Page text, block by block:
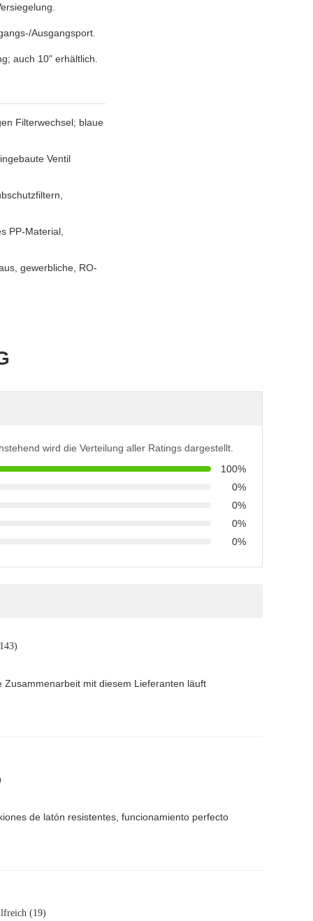
Ausgangsport.
auch 10" erhältlich.
Filterwechsel; blaue
Ventil
PP-Material,
gewerbliche, RO-
wird die Verteilung aller Ratings dargestellt.
100%
0%
0%
0%
0%
mit diesem Lieferanten läuft
de latón resistentes, funcionamiento perfecto
(19)